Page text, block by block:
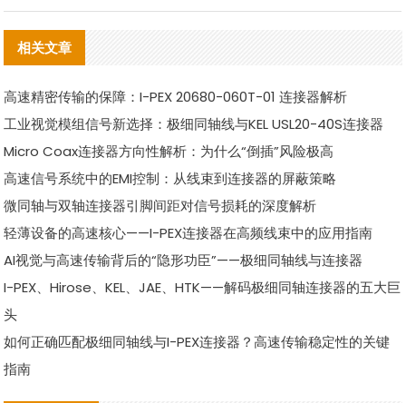
相关文章
高速精密传输的保障：I-PEX 20680-060T-01 连接器解析
工业视觉模组信号新选择：极细同轴线与KEL USL20-40S连接器
Micro Coax连接器方向性解析：为什么“倒插”风险极高
高速信号系统中的EMI控制：从线束到连接器的屏蔽策略
微同轴与双轴连接器引脚间距对信号损耗的深度解析
轻薄设备的高速核心——I-PEX连接器在高频线束中的应用指南
AI视觉与高速传输背后的“隐形功臣”——极细同轴线与连接器
I-PEX、Hirose、KEL、JAE、HTK——解码极细同轴连接器的五大巨
头
如何正确匹配极细同轴线与I-PEX连接器？高速传输稳定性的关键
指南